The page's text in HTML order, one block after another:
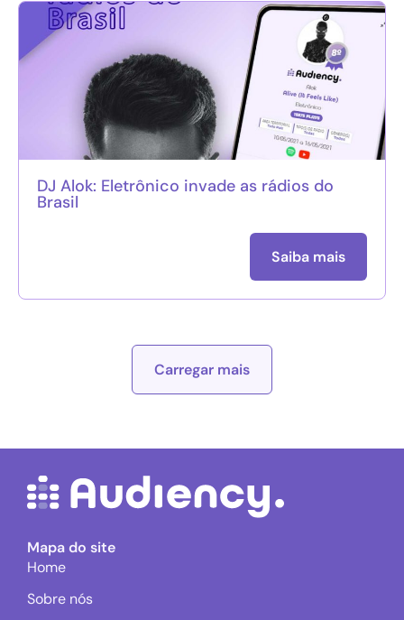
DJ Alok: Eletrônico invade as rádios do
Brasil
Saiba mais
Carregar mais
Mapa do site
Home
Sobre nós